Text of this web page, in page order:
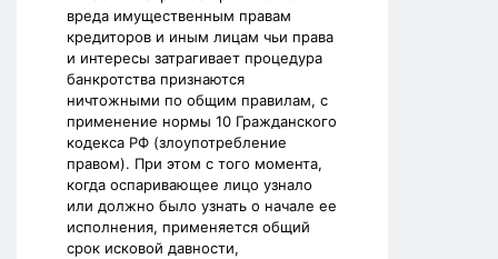
вреда имущественным правам
кредиторов и иным лицам чьи права
и интересы затрагивает процедура
банкротства признаются
ничтожными по общим правилам, с
применение нормы 10 Гражданского
кодекса РФ (злоупотребление
правом). При этом с того момента,
когда оспаривающее лицо узнало
или должно было узнать о начале ее
исполнения, применяется общий
срок исковой давности,